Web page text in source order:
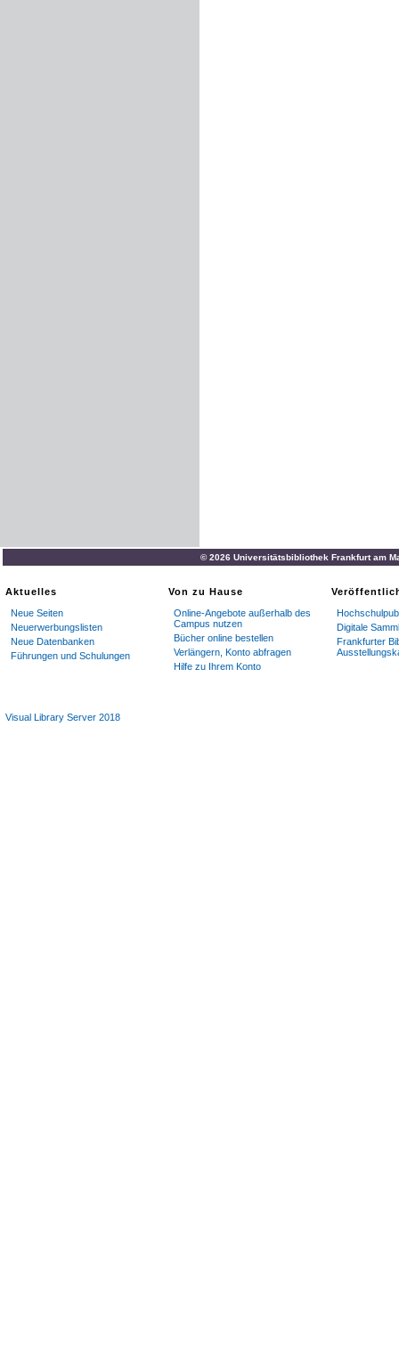
© 2026 Universitätsbibliothek Frankfurt am
Aktuelles
Neue Seiten
Neuerwerbungslisten
Neue Datenbanken
Führungen und Schulungen
Von zu Hause
Online-Angebote außerhalb des
Campus nutzen
Bücher online bestellen
Verlängern, Konto abfragen
Hilfe zu Ihrem Konto
Digitale
Frankfurter
Visual Library Server 2018